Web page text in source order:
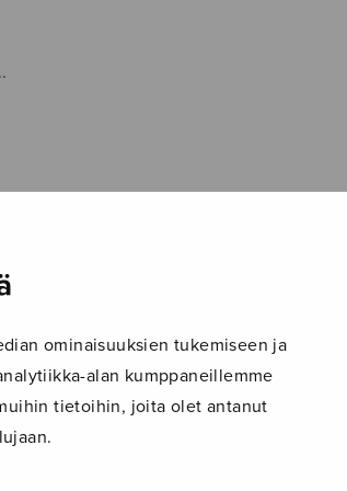
ominaisuuksien tukemiseen ja
alan kumppaneillemme
tietoihin, joita olet antanut